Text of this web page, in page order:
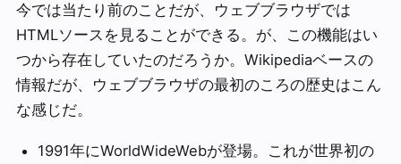
今では当たり前のことだが、ウェブブラウザでは
HTMLソースを見ることができる。が、この機能はい
つから存在していたのだろうか。Wikipediaベースの
情報だが、ウェブブラウザの最初のころの歴史はこん
な感じだ。
1991年にWorldWideWebが登場。これが世界初の